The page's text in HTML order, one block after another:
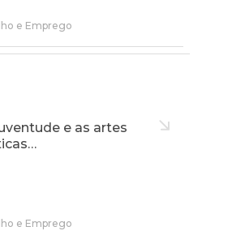
e Emprego
e as artes
e Emprego